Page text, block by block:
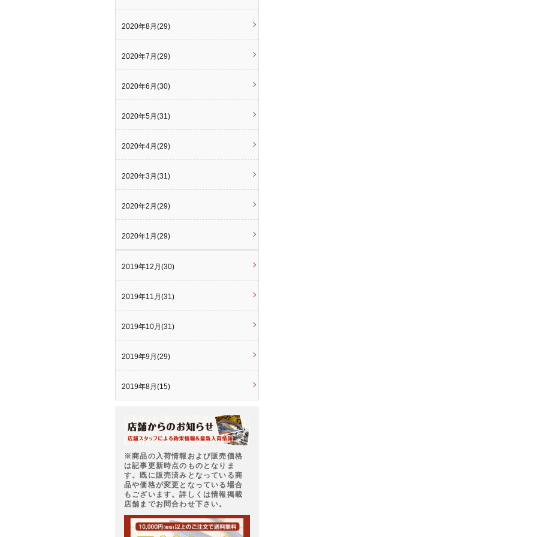
2020年8月(29)
2020年7月(29)
2020年6月(30)
2020年5月(31)
2020年4月(29)
2020年3月(31)
2020年2月(29)
2020年1月(29)
2019年12月(30)
2019年11月(31)
2019年10月(31)
2019年9月(29)
2019年8月(15)
※商品の入荷情報および販売価格
は記事更新時点のものとなりま
す。既に販売済みとなっている商
品や価格が変更となっている場合
もございます。詳しくは情報掲載
店舗までお問合わせ下さい。